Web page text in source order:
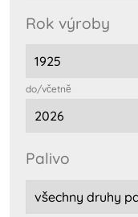
rok výroby
do/včetnĕ
palivo